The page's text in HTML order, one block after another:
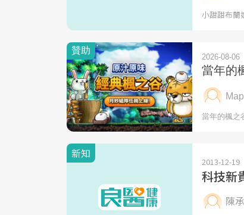
小甜甜布蘭
新知
2013-12-19
科技新
陳